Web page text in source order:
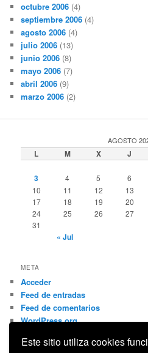
Este sitio utiliza cookies
octubre 2006 (4)
septiembre 2006 (4)
agosto 2006 (4)
julio 2006 (13)
junio 2006 (8)
mayo 2006 (7)
abril 2006 (9)
marzo 2006 (2)
AGOSTO
L M X J
3 4 5 6
10
11 12 13
17
18 19 20
24
25 26 27
31
« Jul
META
Acceder
Feed de entradas
Feed de comentarios
WordPress.org